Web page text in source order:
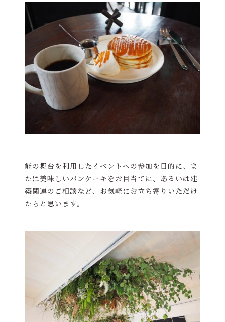
能の舞台を利用したイベントへの参加を目的に、ま
たは美味しいパンケーキをお目当てに、あるいは建
築関連のご相談など、お気軽にお立ち寄りいただけ
たらと思います。